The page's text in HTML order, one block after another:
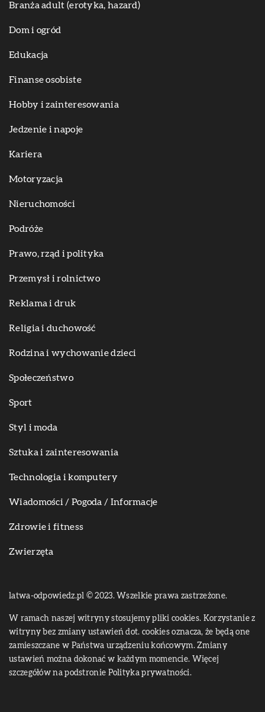
Branża adult (erotyka, hazard)
Dom i ogród
Edukacja
Finanse osobiste
Hobby i zainteresowania
Jedzenie i napoje
Kariera
Motoryzacja
Nieruchomości
Podróże
Prawo, rząd i polityka
Przemysł i rolnictwo
Reklama i druk
Religia i duchowość
Rodzina i wychowanie dzieci
Społeczeństwo
Sport
Styl i moda
Sztuka i zainteresowania
Technologia i komputery
Wiadomości / Pogoda / Informacje
Zdrowie i fitness
Zwierzęta
latwa-odpowiedz.pl © 2023. Wszelkie prawa zastrzeżone.
W ramach naszej witryny stosujemy pliki cookies. Korzystanie z
witryny bez zmiany ustawień dot. cookies oznacza, że będą one
zamieszczane w Państwa urządzeniu końcowym. Zmiany
ustawień można dokonać w każdym momencie. Więcej
szczegółów na podstronie Polityka prywatności.